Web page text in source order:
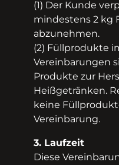
(1) Der Kunde
mindestens 2 kg
abzunehmen.
(2) Füllprodukte
Vereinbarungen
Produkte zur
Heißgetränken.
keine
Vereinbarung.
3. Laufzeit
Diese